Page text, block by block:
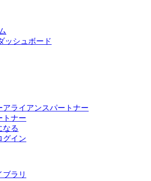
ッシュボード
アライアンスパートナー
トナー
なる
グイン
ブラリ